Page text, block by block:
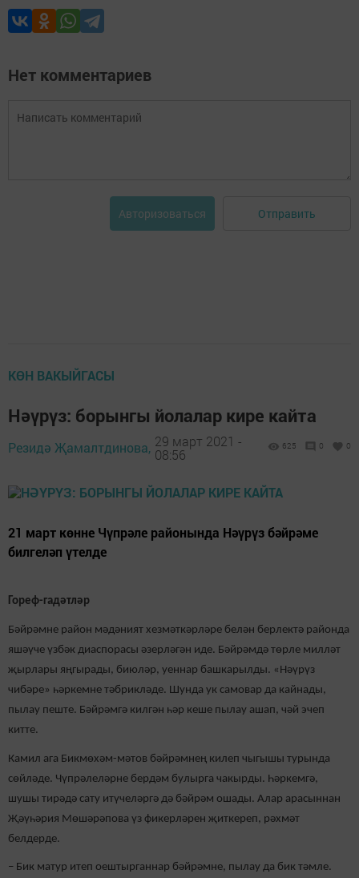
Нет комментариев
Авторизоваться Отправить
КӨН ВАКЫЙГАСЫ
Нәүрүз: борынгы йолалар кире кайта
Резидә Җамалтдинова, 29 март 2021 -
08:56
625 0 0
21 март көнне Чүпрәле районында Нәүрүз бәйрәме
билгеләп үтелде
Гореф-гадәтләр
Бәйрәмне район мәдәният хезмәткәрләре белән берлектә районда
яшәүче үзбәк диаспорасы әзерләгән иде. Бәйрәмдә төрле милләт
җырлары яңгырады, биюләр, уеннар башкарылды. «Нәүрүз
чибәре» һәркемне тәбрикләде. Шунда ук самовар да кайнады,
пылау пеште. Бәйрәмгә килгән һәр кеше пылау ашап, чәй эчеп
китте.
Камил ага Бикмөхәм-мәтов бәйрәмнең килеп чыгышы турында
сөйләде. Чүпрәлеләрне бердәм булырга чакырды. Һәркемгә,
шушы тирәдә сату итүчеләргә дә бәйрәм ошады. Алар арасыннан
Җәүһәрия Мөшәрәпова үз фикерләрен җиткереп, рәхмәт
белдерде.
– Бик матур итеп оештырганнар бәйрәмне, пылау да бик тәмле.